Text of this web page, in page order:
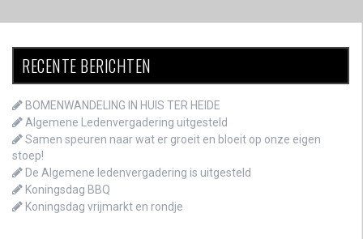
RECENTE BERICHTEN
BOMENWANDELING IN HUIS TER HEIDE
Algemene Ledenvergadering uitgesteld
Samen speuren naar wat er groeit en bloeit op onze eigen
stoep!
De Algemene ledenvergadering is uitgesteld
Koningsdag BBQ
Koningsdag vrijmarkt en rondje